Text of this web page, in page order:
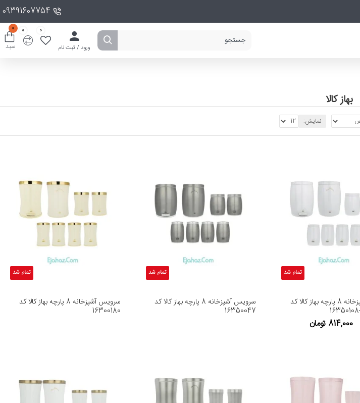
09391607754
ورود / ثبت نام
0
0
سبد
0
بهاز کالا
نمایش:
تمام شد
سرویس آشپزخانه 8 پارچه بهاز کالا کد
814,000 تومان
تمام شد
سرویس آشپزخانه 8 پارچه بهاز کالا کد
16350047
تمام شد
سرویس آشپزخانه 8 پارچه بهاز کالا کد
16300180